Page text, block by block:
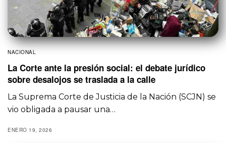
NACIONAL
La Corte ante la presión social: el debate jurídico
sobre desalojos se traslada a la calle
La Suprema Corte de Justicia de la Nación (SCJN) se
vio obligada a pausar una…
ENERO 19, 2026